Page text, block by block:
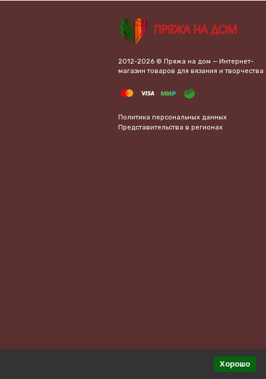
2012-2026 © Пряжа на дом — Интернет-
магазин товаров для вязания и творчества
Политика персональных данных
Представительства в регионах
Хорошо